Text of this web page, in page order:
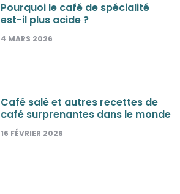
Pourquoi le café de spécialité
est-il plus acide ?
4 MARS 2026
Café salé et autres recettes de
café surprenantes dans le monde
16 FÉVRIER 2026